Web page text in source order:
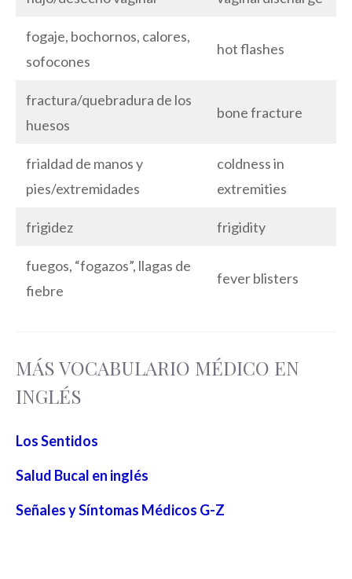
fogaje, bochornos, calores,
sofocones
hot flashes
fractura/quebradura de los
huesos
bone fracture
frialdad de manos y
pies/extremidades
coldness in
extremities
frigidez frigidity
fuegos, “fogazos”, llagas de
fiebre
fever blisters
MÁS VOCABULARIO MÉDICO EN
INGLÉS
Los Sentidos
Salud Bucal en inglés
Señales y Síntomas Médicos G-Z